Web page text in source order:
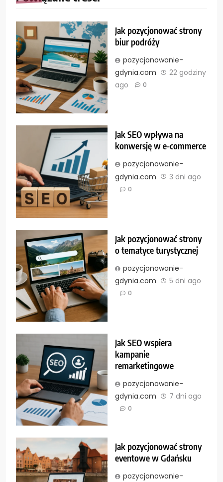
Jak pozycjonować strony
biur podróży
pozycjonowanie-
gdynia.com
22 godziny
ago
0
Jak SEO wpływa na
konwersję w e-commerce
pozycjonowanie-
gdynia.com
3 dni ago
0
Jak pozycjonować strony
o tematyce turystycznej
pozycjonowanie-
gdynia.com
5 dni ago
0
Jak SEO wspiera
kampanie
remarketingowe
pozycjonowanie-
gdynia.com
7 dni ago
0
Jak pozycjonować strony
eventowe w Gdańsku
pozycjonowanie-